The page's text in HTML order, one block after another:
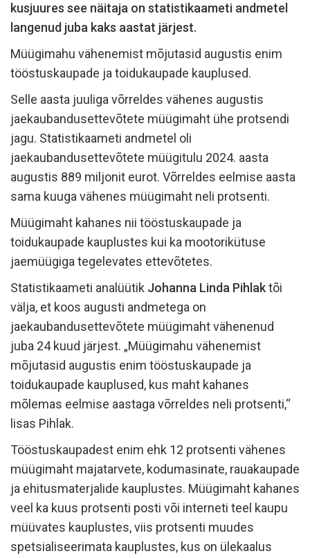
kusjuures see näitaja on statistikaameti andmetel
langenud juba kaks aastat järjest.
Müügimahu vähenemist mõjutasid augustis enim
tööstuskaupade ja toidukaupade kauplused.
Selle aasta juuliga võrreldes vähenes augustis
jaekaubandusettevõtete müügimaht ühe protsendi
jagu. Statistikaameti andmetel oli
jaekaubandusettevõtete müügitulu 2024. aasta
augustis 889 miljonit eurot. Võrreldes eelmise aasta
sama kuuga vähenes müügimaht neli protsenti.
Müügimaht kahanes nii tööstuskaupade ja
toidukaupade kauplustes kui ka mootorikütuse
jaemüügiga tegelevates ettevõtetes.
Statistikaameti analüütik Johanna Linda Pihlaktõi
välja, et koos augusti andmetega on
jaekaubandusettevõtete müügimaht vähenenud
juba 24 kuud järjest. „Müügimahu vähenemist
mõjutasid augustis enim tööstuskaupade ja
toidukaupade kauplused, kus maht kahanes
mõlemas eelmise aastaga võrreldes neli protsenti,“
lisas Pihlak.
Tööstuskaupadest enim ehk 12 protsenti vähenes
müügimaht majatarvete, kodumasinate, rauakaupade
ja ehitusmaterjalide kauplustes. Müügimaht kahanes
veel ka kuus protsenti posti või interneti teel kaupu
müüvates kauplustes, viis protsenti muudes
spetsialiseerimata kauplustes, kus on ülekaalus